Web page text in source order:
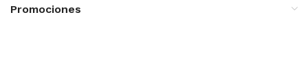
Promociones